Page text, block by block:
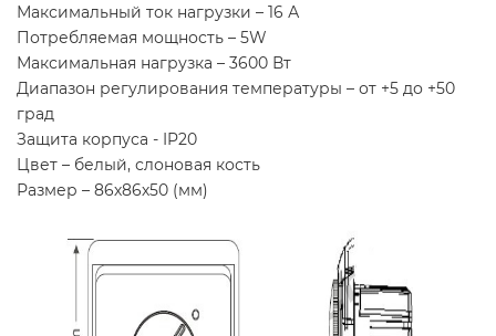
Максимальный ток нагрузки – 16 А
Потребляемая мощность – 5W
Максимальная нагрузка – 3600 Вт
Диапазон регулирования температуры – от +5 до +50
град
Защита корпуса - IP20
Цвет – белый, слоновая кость
Размер – 86х86х50 (мм)